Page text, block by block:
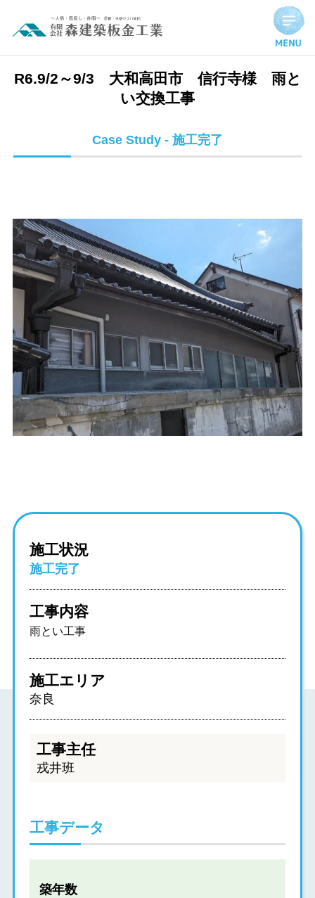
R6.9/2～9/3 大和高田市 信行寺様 雨とい交換工事 | 施工
R6.9/2～9/3 大和高田市 信行寺様 雨と
い交換工事
Case Study - 施工完了
施工状況
施工完了
工事内容
雨とい工事
施工エリア
奈良
工事主任
戎井班
工事データ
築年数